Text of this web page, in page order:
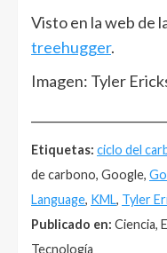
Visto en la web de
treehugger.
Imagen: Tyler
Etiquetas: ciclo del
de carbono, Google,
Language, KML, Tyler
Publicado en: Ciencia,
Tecnología